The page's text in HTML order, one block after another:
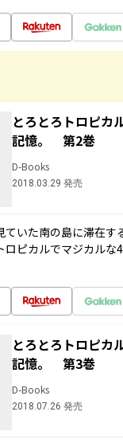
とろとろトロピ
記憶。 第2巻
D-Books
2018.03.29 発売
ていた南の島に滞在す
ロピカルでマジカルな
とろとろトロピ
記憶。 第3巻
D-Books
2018.07.26 発売